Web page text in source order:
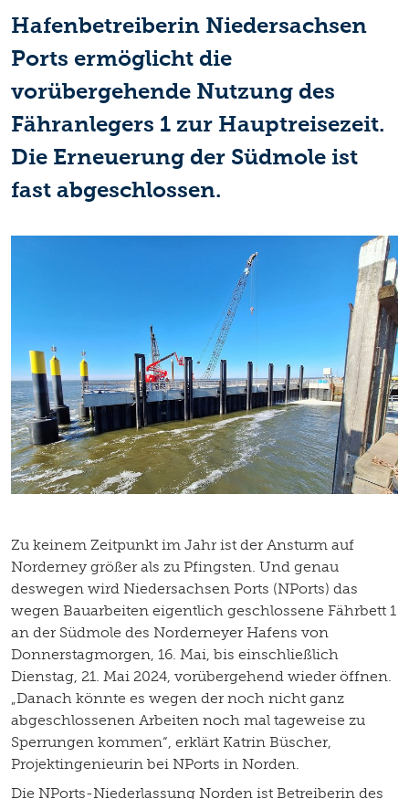
Hafenbetreiberin Niedersachsen
Ports ermöglicht die
vorübergehende Nutzung des
Fähranlegers 1 zur Hauptreisezeit.
Die Erneuerung der Südmole ist
fast abgeschlossen.
Zu keinem Zeitpunkt im Jahr ist der Ansturm auf
Norderney größer als zu Pfingsten. Und genau
deswegen wird Niedersachsen Ports (NPorts) das
wegen Bauarbeiten eigentlich geschlossene Fährbett 1
an der Südmole des Norderneyer Hafens von
Donnerstagmorgen, 16. Mai, bis einschließlich
Dienstag, 21. Mai 2024, vorübergehend wieder öffnen.
„Danach könnte es wegen der noch nicht ganz
abgeschlossenen Arbeiten noch mal tageweise zu
Sperrungen kommen“, erklärt Katrin Büscher,
Projektingenieurin bei NPorts in Norden.
Die NPorts-Niederlassung Norden ist Betreiberin des